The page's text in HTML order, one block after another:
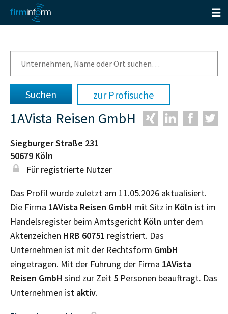
zur Profisuche
1AVista Reisen GmbH
Siegburger Straße 231
50679 Köln
Für registrierte Nutzer
Das Profil wurde zuletzt am 11.05.2026 aktualisiert.
Die Firma 1AVista Reisen GmbH mit Sitz in Köln ist im
Handelsregister beim Amtsgericht Köln unter dem
Aktenzeichen HRB 60751 registriert. Das
Unternehmen ist mit der Rechtsform GmbH
eingetragen. Mit der Führung der Firma 1AVista
Reisen GmbH sind zur Zeit 5 Personen beauftragt. Das
Unternehmen ist aktiv.